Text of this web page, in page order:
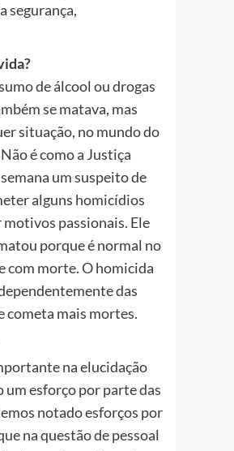
segurança,
de álcool ou drogas
se matava, mas
situação, no mundo do
é como a Justiça
um suspeito de
alguns homicídios
passionais. Ele
porque é normal no
com morte. O homicida
das
cometa mais mortes.
na elucidação
esforço por parte das
notado esforços por
na questão de pessoal